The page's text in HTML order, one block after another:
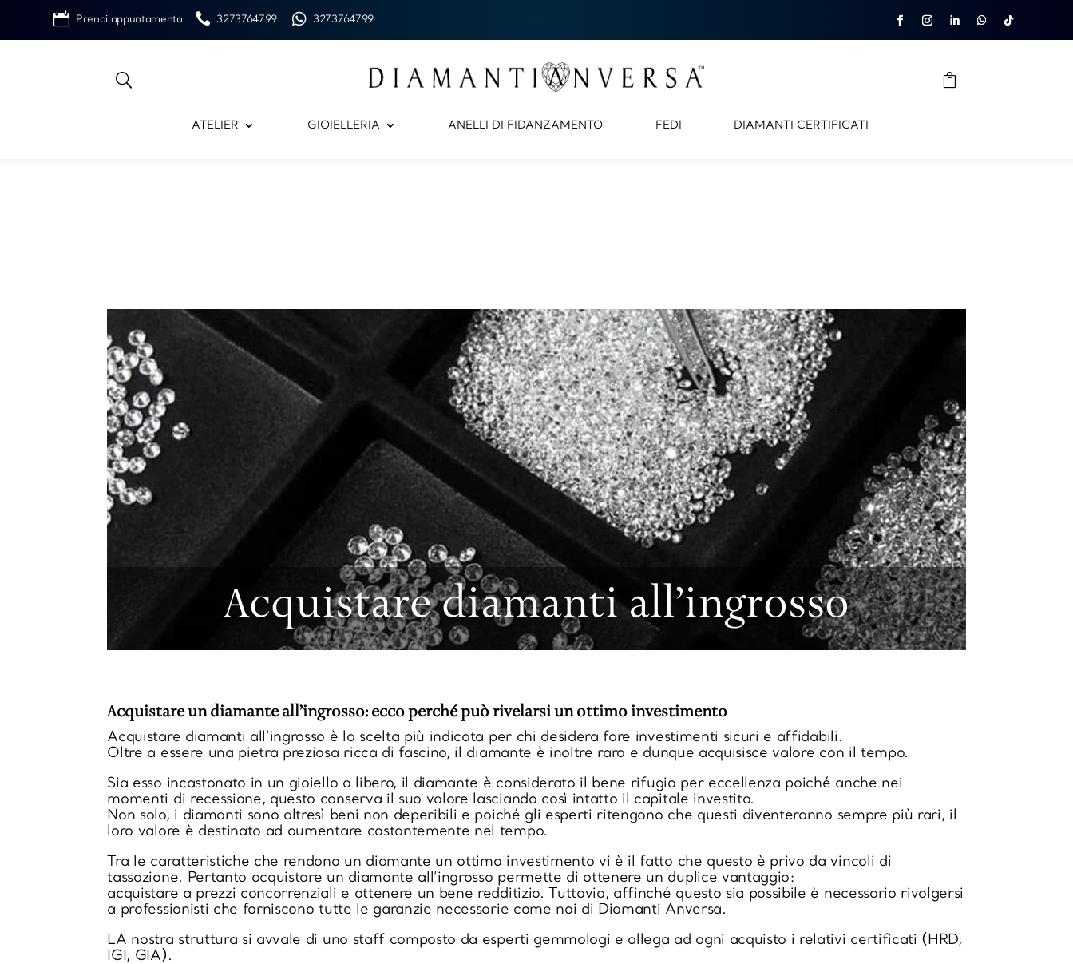
Prendi appuntamento 3273764799 3273764799
ATELIER GIOIELLERIA ANELLI DI FIDANZAMENTO FEDI DIAMANTI CERTIFICATI
Acquistare diamanti all’ingrosso
Acquistare un diamante all’ingrosso: ecco perché può rivelarsi un ottimo investimento
Acquistare diamanti all’ingrosso è la scelta più indicata per chi desidera fare investimenti sicuri e affidabili.
Oltre a essere una pietra preziosa ricca di fascino, il diamante è inoltre raro e dunque acquisisce valore con il tempo.
Sia esso incastonato in un gioiello o libero, il diamante è considerato il bene rifugio per eccellenza poiché anche nei
momenti di recessione, questo conserva il suo valore lasciando così intatto il capitale investito.
Non solo, i diamanti sono altresì beni non deperibili e poiché gli esperti ritengono che questi diventeranno sempre più rari, il
loro valore è destinato ad aumentare costantemente nel tempo.
Tra le caratteristiche che rendono un diamante un ottimo investimento vi è il fatto che questo è privo da vincoli di
tassazione. Pertanto acquistare un diamante all’ingrosso permette di ottenere un duplice vantaggio:
acquistare a prezzi concorrenziali e ottenere un bene redditizio. Tuttavia, affinché questo sia possibile è necessario rivolgersi
a professionisti che forniscono tutte le garanzie necessarie come noi di Diamanti Anversa.
LA nostra struttura si avvale di uno staff composto da esperti gemmologi e allega ad ogni acquisto i relativi certificati (HRD,
IGI, GIA).
Puoi acquistare i nostri gioielli con pochi clic.
Scopri, personalizza
e ricevi tutto comodamente a
Visita il nostro shop e trova il gioiello perfetto per
te!
SCOPRI LO SHOP